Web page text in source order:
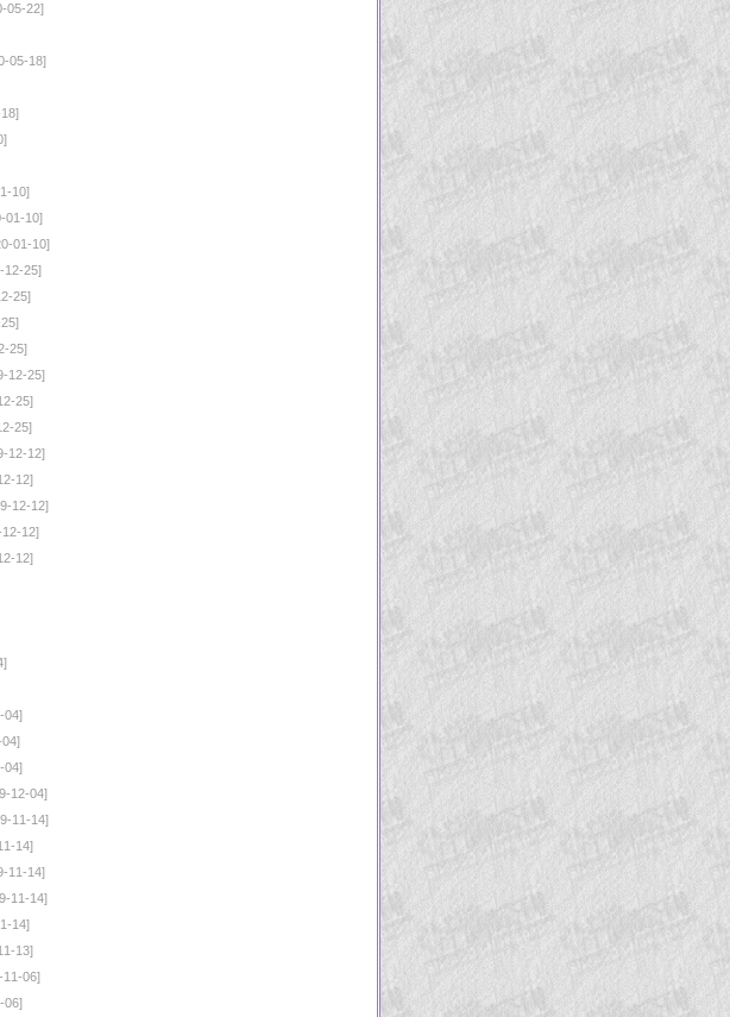
05-22]
05-18]
10]
01-10]
01-10]
12-25]
25]
25]
12-25]
25]
25]
12-12]
12]
12-12]
12-12]
12]
04]
04]
04]
12-04]
11-14]
14]
11-14]
11-14]
14]
13]
11-06]
06]